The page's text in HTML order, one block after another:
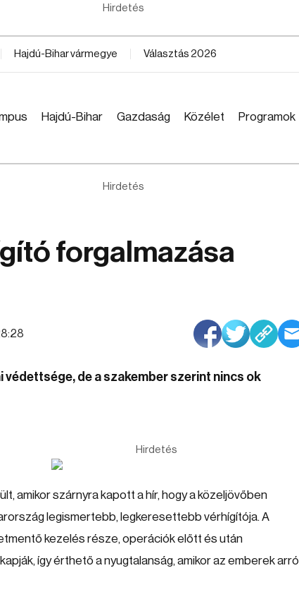
Hirdetés
Hajdú-Bihar vármegye Választás 2026
Hajdú-Bihar Gazdaság Közélet Programok
Hirdetés
forgalmazása
védettsége, de a szakember szerint nincs ok
Hirdetés
amikor szárnyra kapott a hír, hogy a közeljövőben
legismertebb, legkeresettebb vérhígítója. A
kezelés része, operációk előtt és után
így érthető a nyugtalanság, amikor az emberek arról